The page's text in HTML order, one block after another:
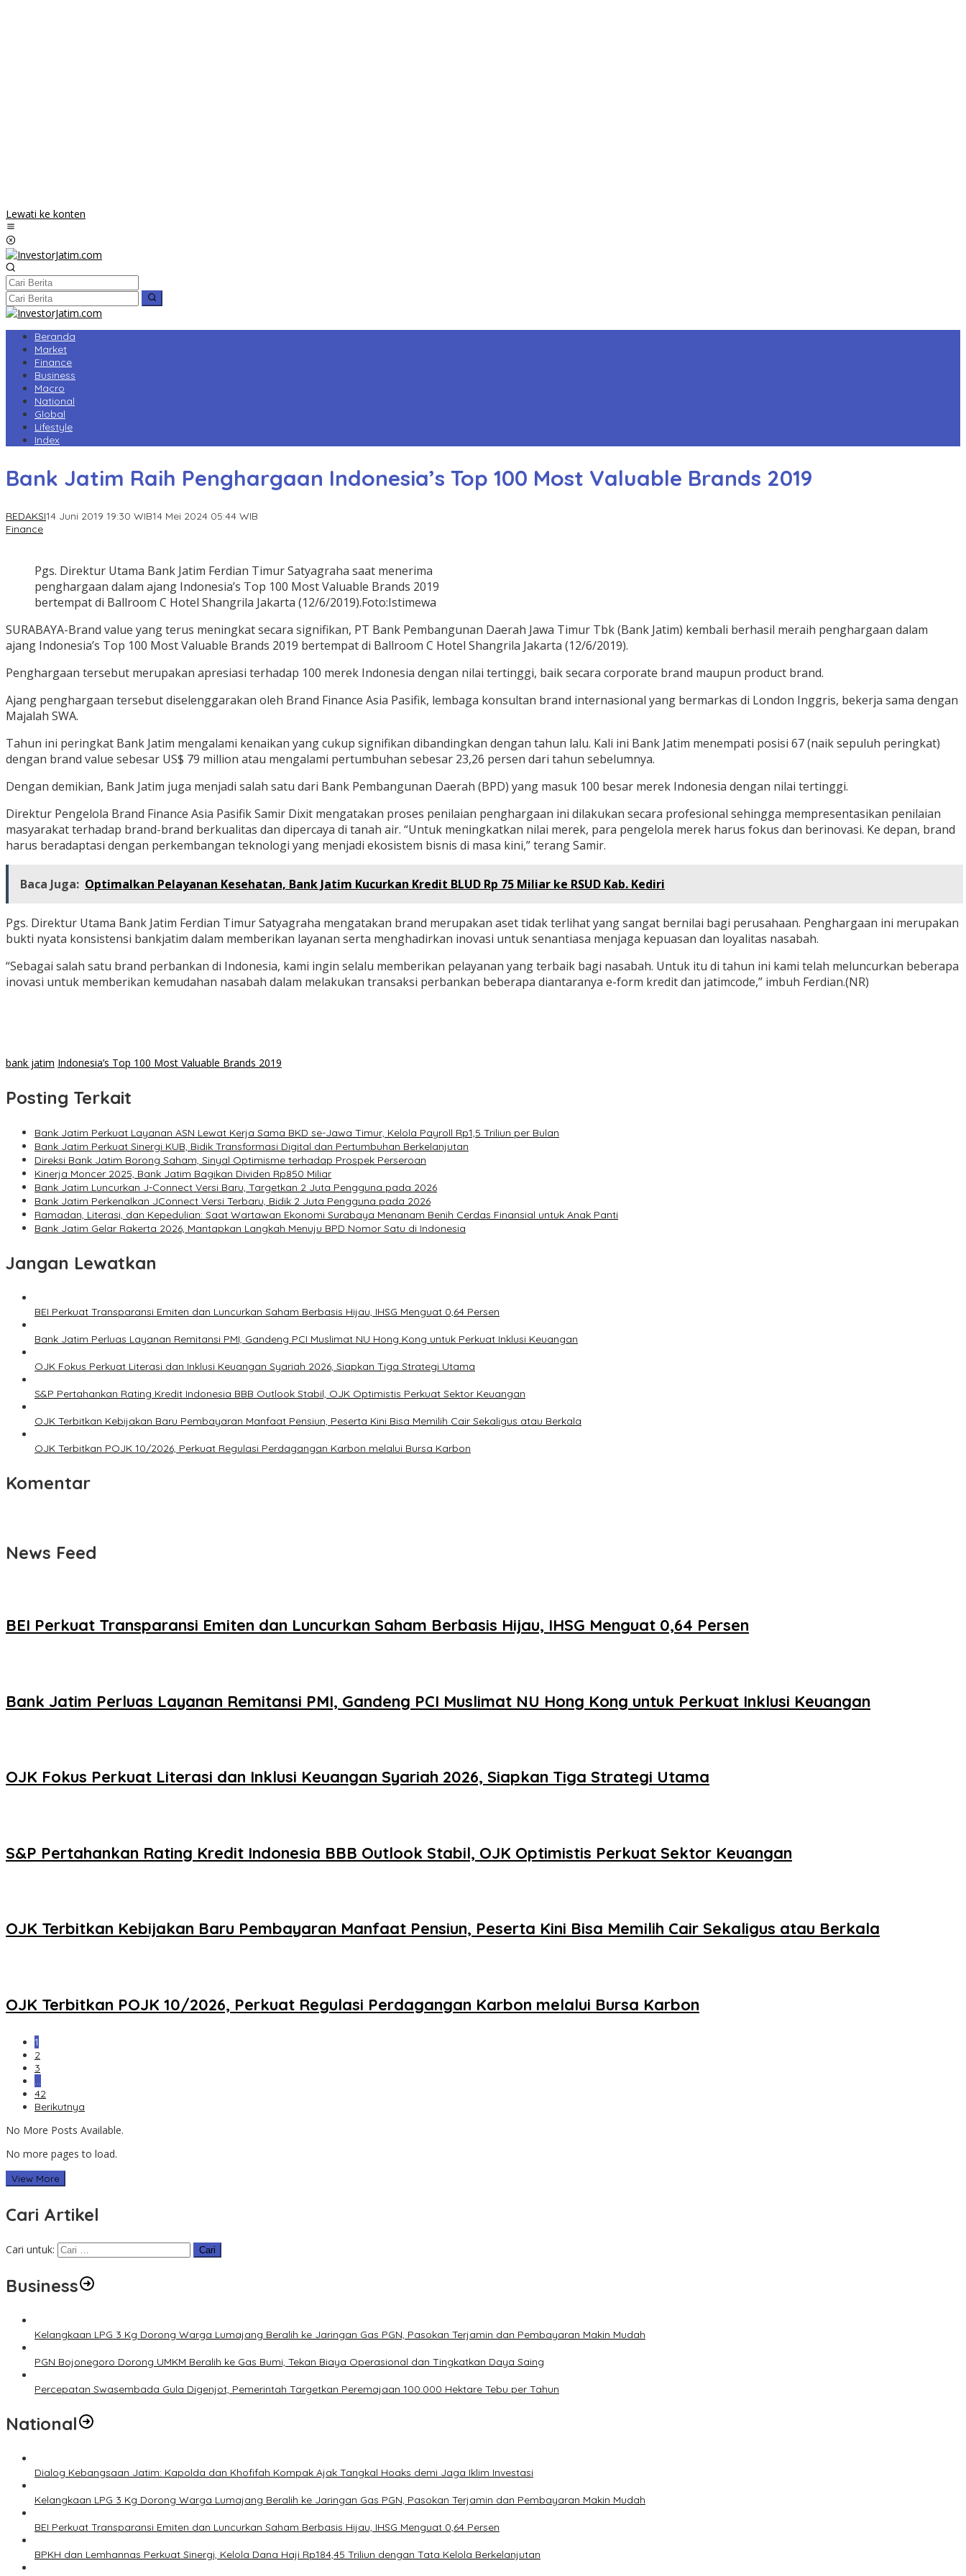
Lewati ke konten
Beranda
Market
Finance
Business
Macro
National
Global
Lifestyle
Index
Bank Jatim Raih Penghargaan Indonesia’s Top 100 Most Valuable Brands 2019
REDAKSI14 Juni 2019 19:30 WIB14 Mei 2024 05:44 WIB
Finance
Pgs. Direktur Utama Bank Jatim Ferdian Timur Satyagraha saat menerima
penghargaan dalam ajang Indonesia’s Top 100 Most Valuable Brands 2019
bertempat di Ballroom C Hotel Shangrila Jakarta (12/6/2019).Foto:Istimewa
SURABAYA-Brand value yang terus meningkat secara signifikan, PT Bank Pembangunan Daerah Jawa Timur Tbk (Bank Jatim) kembali berhasil meraih penghargaan dalam
ajang Indonesia’s Top 100 Most Valuable Brands 2019 bertempat di Ballroom C Hotel Shangrila Jakarta (12/6/2019).
Penghargaan tersebut merupakan apresiasi terhadap 100 merek Indonesia dengan nilai tertinggi, baik secara corporate brand maupun product brand.
Ajang penghargaan tersebut diselenggarakan oleh Brand Finance Asia Pasifik, lembaga konsultan brand internasional yang bermarkas di London Inggris, bekerja sama dengan
Majalah SWA.
Tahun ini peringkat Bank Jatim mengalami kenaikan yang cukup signifikan dibandingkan dengan tahun lalu. Kali ini Bank Jatim menempati posisi 67 (naik sepuluh peringkat)
dengan brand value sebesar US$ 79 million atau mengalami pertumbuhan sebesar 23,26 persen dari tahun sebelumnya.
Dengan demikian, Bank Jatim juga menjadi salah satu dari Bank Pembangunan Daerah (BPD) yang masuk 100 besar merek Indonesia dengan nilai tertinggi.
Direktur Pengelola Brand Finance Asia Pasifik Samir Dixit mengatakan proses penilaian penghargaan ini dilakukan secara profesional sehingga mempresentasikan penilaian
masyarakat terhadap brand-brand berkualitas dan dipercaya di tanah air. “Untuk meningkatkan nilai merek, para pengelola merek harus fokus dan berinovasi. Ke depan, brand
harus beradaptasi dengan perkembangan teknologi yang menjadi ekosistem bisnis di masa kini,” terang Samir.
Baca Juga: Optimalkan Pelayanan Kesehatan, Bank Jatim Kucurkan Kredit BLUD Rp 75 Miliar ke RSUD Kab. Kediri
Pgs. Direktur Utama Bank Jatim Ferdian Timur Satyagraha mengatakan brand merupakan aset tidak terlihat yang sangat bernilai bagi perusahaan. Penghargaan ini merupakan
bukti nyata konsistensi bankjatim dalam memberikan layanan serta menghadirkan inovasi untuk senantiasa menjaga kepuasan dan loyalitas nasabah.
“Sebagai salah satu brand perbankan di Indonesia, kami ingin selalu memberikan pelayanan yang terbaik bagi nasabah. Untuk itu di tahun ini kami telah meluncurkan beberapa
inovasi untuk memberikan kemudahan nasabah dalam melakukan transaksi perbankan beberapa diantaranya e-form kredit dan jatimcode,” imbuh Ferdian.(NR)
bank jatim Indonesia’s Top 100 Most Valuable Brands 2019
Posting Terkait
Bank Jatim Perkuat Layanan ASN Lewat Kerja Sama BKD se-Jawa Timur, Kelola Payroll Rp1,5 Triliun per Bulan
Bank Jatim Perkuat Sinergi KUB, Bidik Transformasi Digital dan Pertumbuhan Berkelanjutan
Direksi Bank Jatim Borong Saham, Sinyal Optimisme terhadap Prospek Perseroan
Kinerja Moncer 2025, Bank Jatim Bagikan Dividen Rp850 Miliar
Bank Jatim Luncurkan J-Connect Versi Baru, Targetkan 2 Juta Pengguna pada 2026
Bank Jatim Perkenalkan JConnect Versi Terbaru, Bidik 2 Juta Pengguna pada 2026
Ramadan, Literasi, dan Kepedulian: Saat Wartawan Ekonomi Surabaya Menanam Benih Cerdas Finansial untuk Anak Panti
Bank Jatim Gelar Rakerta 2026, Mantapkan Langkah Menuju BPD Nomor Satu di Indonesia
Jangan Lewatkan
BEI Perkuat Transparansi Emiten dan Luncurkan Saham Berbasis Hijau, IHSG Menguat 0,64 Persen
Bank Jatim Perluas Layanan Remitansi PMI, Gandeng PCI Muslimat NU Hong Kong untuk Perkuat Inklusi Keuangan
OJK Fokus Perkuat Literasi dan Inklusi Keuangan Syariah 2026, Siapkan Tiga Strategi Utama
S&P Pertahankan Rating Kredit Indonesia BBB Outlook Stabil, OJK Optimistis Perkuat Sektor Keuangan
OJK Terbitkan Kebijakan Baru Pembayaran Manfaat Pensiun, Peserta Kini Bisa Memilih Cair Sekaligus atau Berkala
OJK Terbitkan POJK 10/2026, Perkuat Regulasi Perdagangan Karbon melalui Bursa Karbon
Komentar
News Feed
BEI Perkuat Transparansi Emiten dan Luncurkan Saham Berbasis Hijau, IHSG Menguat 0,64 Persen
Bank Jatim Perluas Layanan Remitansi PMI, Gandeng PCI Muslimat NU Hong Kong untuk Perkuat Inklusi Keuangan
OJK Fokus Perkuat Literasi dan Inklusi Keuangan Syariah 2026, Siapkan Tiga Strategi Utama
S&P Pertahankan Rating Kredit Indonesia BBB Outlook Stabil, OJK Optimistis Perkuat Sektor Keuangan
OJK Terbitkan Kebijakan Baru Pembayaran Manfaat Pensiun, Peserta Kini Bisa Memilih Cair Sekaligus atau Berkala
OJK Terbitkan POJK 10/2026, Perkuat Regulasi Perdagangan Karbon melalui Bursa Karbon
1
2
3
…
42
Berikutnya
No More Posts Available.
No more pages to load.
View More
Cari Artikel
Cari untuk:
Business
Kelangkaan LPG 3 Kg Dorong Warga Lumajang Beralih ke Jaringan Gas PGN, Pasokan Terjamin dan Pembayaran Makin Mudah
PGN Bojonegoro Dorong UMKM Beralih ke Gas Bumi, Tekan Biaya Operasional dan Tingkatkan Daya Saing
Percepatan Swasembada Gula Digenjot, Pemerintah Targetkan Peremajaan 100.000 Hektare Tebu per Tahun
National
Dialog Kebangsaan Jatim: Kapolda dan Khofifah Kompak Ajak Tangkal Hoaks demi Jaga Iklim Investasi
Kelangkaan LPG 3 Kg Dorong Warga Lumajang Beralih ke Jaringan Gas PGN, Pasokan Terjamin dan Pembayaran Makin Mudah
BEI Perkuat Transparansi Emiten dan Luncurkan Saham Berbasis Hijau, IHSG Menguat 0,64 Persen
BPKH dan Lemhannas Perkuat Sinergi, Kelola Dana Haji Rp184,45 Triliun dengan Tata Kelola Berkelanjutan